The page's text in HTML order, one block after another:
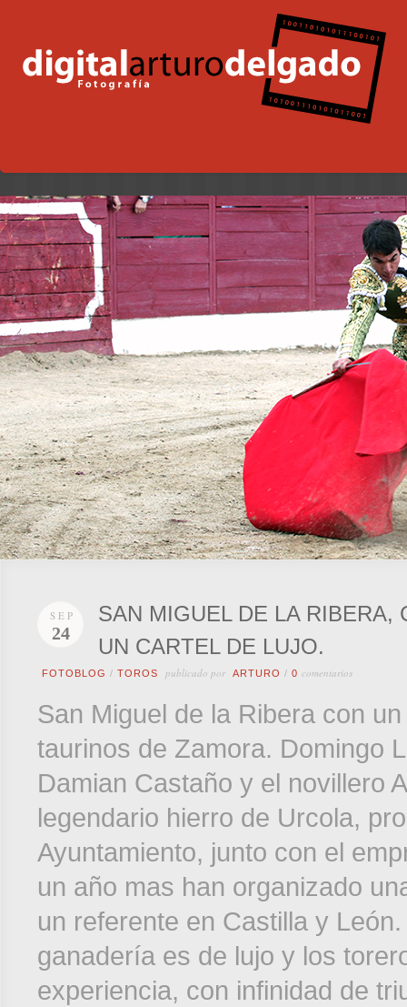
SEP
24
SAN MIGUEL DE LA RIBERA,
UN CARTEL DE LUJO.
FOTOBLOG / TOROS publicado por ARTURO / 0 comentarios
San Miguel de la Ribera con
taurinos de Zamora. Domingo
Damian Castaño y el novillero
legendario hierro de Urcola,
Ayuntamiento, junto con el
un año mas han organizado
un referente en Castilla y
ganadería es de lujo y los
experiencia, con infinidad de